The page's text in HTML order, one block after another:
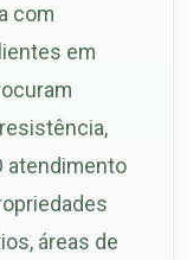
com
em
atendimento
áreas de